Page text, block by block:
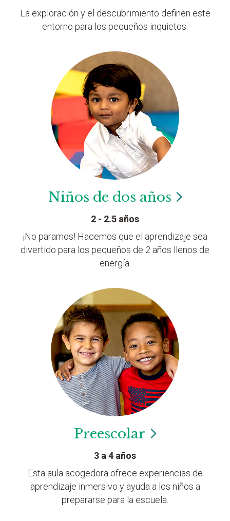
La exploración y el descubrimiento definen este
entorno para los pequeños inquietos.
Niños de dos años
2 - 2.5 años
¡No paramos! Hacemos que el aprendizaje sea
divertido para los pequeños de 2 años llenos de
energía.
Preescolar
3 a 4 años
Esta aula acogedora ofrece experiencias de
aprendizaje inmersivo y ayuda a los niños a
prepararse para la escuela.